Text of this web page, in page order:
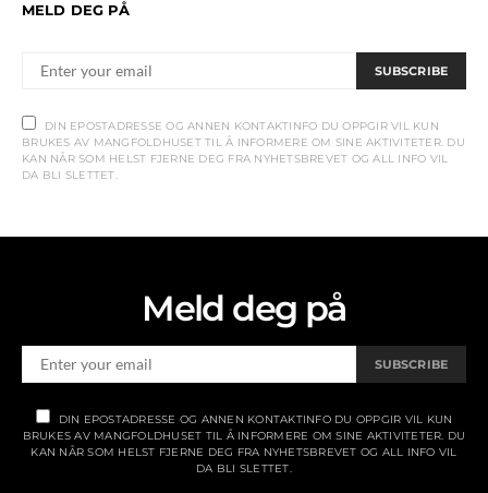
MELD DEG PÅ
SUBSCRIBE
DIN EPOSTADRESSE OG ANNEN KONTAKTINFO DU OPPGIR VIL KUN
BRUKES AV MANGFOLDHUSET TIL Å INFORMERE OM SINE AKTIVITETER. DU
KAN NÅR SOM HELST FJERNE DEG FRA NYHETSBREVET OG ALL INFO VIL
DA BLI SLETTET.
Meld deg på
SUBSCRIBE
DIN EPOSTADRESSE OG ANNEN KONTAKTINFO DU OPPGIR VIL KUN
BRUKES AV MANGFOLDHUSET TIL Å INFORMERE OM SINE AKTIVITETER. DU
KAN NÅR SOM HELST FJERNE DEG FRA NYHETSBREVET OG ALL INFO VIL
DA BLI SLETTET.